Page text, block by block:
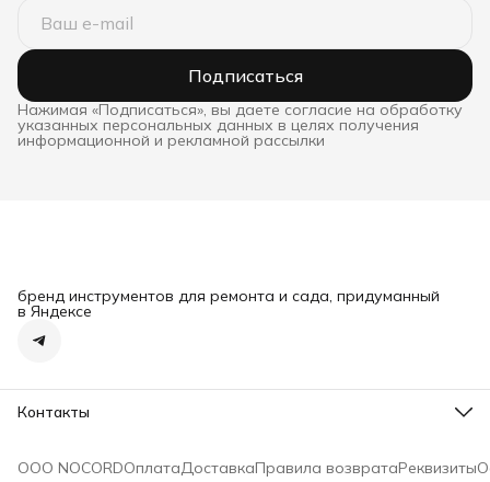
Подписаться
Нажимая «Подписаться», вы даете согласие на обработку
указанных персональных данных в целях получения
информационной и рекламной рассылки
бренд инструментов для ремонта и сада, придуманный
в Яндексе
Контакты
Эл. почта
ООО NOCORDОплатаДоставкаПравила возвратаРеквизиты